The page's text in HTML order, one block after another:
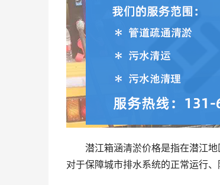
潜江箱涵清淤价格是指在潜江
对于保障城市排水系统的正常运行